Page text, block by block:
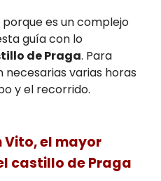
es un complejo
guía con lo
de Praga. Para
varias horas
y el recorrido.
Vito, el mayor
castillo de Praga